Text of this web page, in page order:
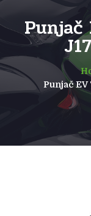
Punjač
Punjač EV